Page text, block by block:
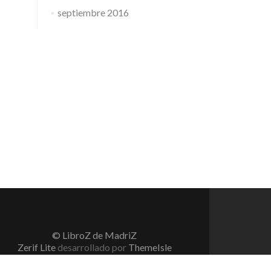
septiembre 2016
© LibroZ de MadriZ
Zerif Lite desarrollado por ThemeIsle